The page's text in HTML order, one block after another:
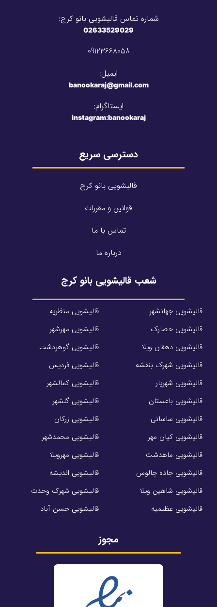
مجوز
شعب قالیشویی بانو کرج
قالیشویی جهانشهر
قالیشویی حصارک
قالیشویی دهقان ویلا
قالیشویی شهرک بنفشه
قالیشویی شهریار
قالیشویی باغستان
قالیشویی ساسانی
قالیشویی کیان مهر
قالیشویی ماهدشت
قالیشویی جاده چالوس
قالیشویی شاهین ویلا
قالیشویی عظیمیه
قالیشویی منظریه
قالیشویی مهرشهر
قالیشویی گوهردشت
قالیشویی فردیس
قالیشویی کمالشهر
قالیشویی گلشهر
قالیشویی زرکان
قالیشویی محمدشهر
قالیشویی مهرویلا
قالیشویی اندیشه
قالیشویی شهرک وحدت
قالیشویی حسن آباد
دسترسی سریع
قالیشویی بانو کرج
قوانین و مقررات
تماس با ما
درباره ما
شماره تماس قالیشویی بانو کرج:
02633529029
09123668058
ایمیل:
banookaraj@gmail.com​
ایستاگرام:
instagram:banookaraj